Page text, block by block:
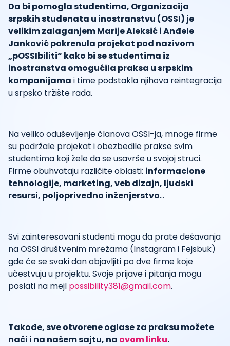
Da bi pomogla studentima, Organizacija
srpskih studenata u inostranstvu (OSSI) je
velikim zalaganjem Marije Aleksić i Anđele
Janković pokrenula projekat pod nazivom
„pOSSIbiliti“ kako bi se studentima iz
inostranstva omogućila praksa u srpskim
kompanijama i time podstakla njihova reintegracija
u srpsko tržište rada.
Na veliko oduševljenje članova OSSI-ja, mnoge firme
su podržale projekat i obezbedile prakse svim
studentima koji žele da se usavrše u svojoj struci.
Firme obuhvataju različite oblasti: informacione
tehnologije, marketing, veb dizajn, ljudski
resursi, poljoprivedno inženjerstvo…
Svi zainteresovani studenti mogu da prate dešavanja
na OSSI društvenim mrežama (Instagram i Fejsbuk)
gde će se svaki dan objavljiti po dve firme koje
učestvuju u projektu. Svoje prijave i pitanja mogu
poslati na mejl possibility381@gmail.com.
Takođe, sve otvorene oglase za praksu možete
naći i na našem sajtu, na ovom linku.